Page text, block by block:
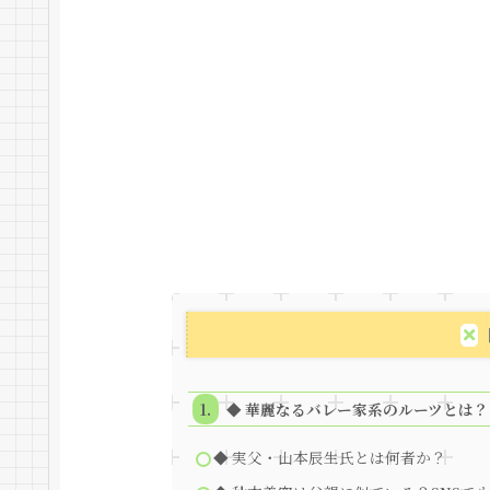
◆ 華麗なるバレー家系のルーツとは？
◆ 実父・山本辰生氏とは何者か？